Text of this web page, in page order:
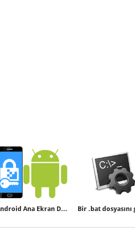
Android Ana Ekran Düzeni Nasıl Kilitlenir